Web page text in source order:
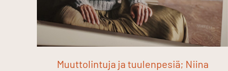
Muuttolintuja ja tuulenpesiä; Niina